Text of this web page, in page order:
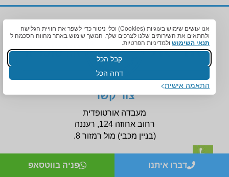
אנו עושים שימוש בעוגיות (Cookies) וכלי ניטור כדי לשפר את חוויית הגלישה
ולהתאים את השירותים שלנו לצרכים שלך. המשך שימוש באתר מהווה הסכמה ל
תנאי השימוש ולמדיניות הפרטיות.
קבל הכל
דחה הכל
התאמה אישית
צור קשר
מעבדה אורטופדית
רחוב אחוזה 124, רעננה
(בניין מכבי) מול רמזור 8.
דברו איתנו פניה בווטסאפ